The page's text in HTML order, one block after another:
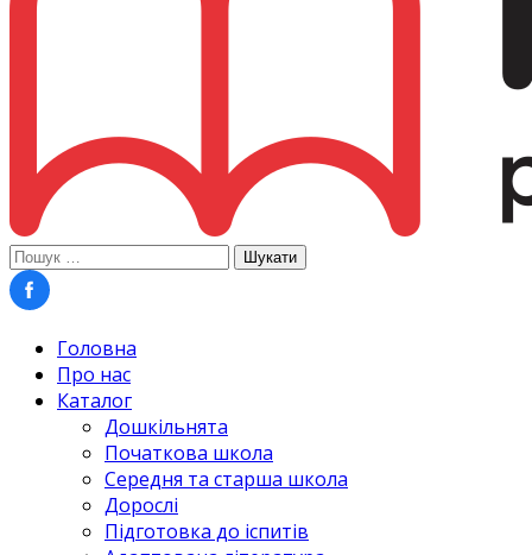
Пошук:
Головна
Про нас
Каталог
Дошкільнята
Початкова школа
Середня та старша школа
Дорослі
Підготовка до іспитів